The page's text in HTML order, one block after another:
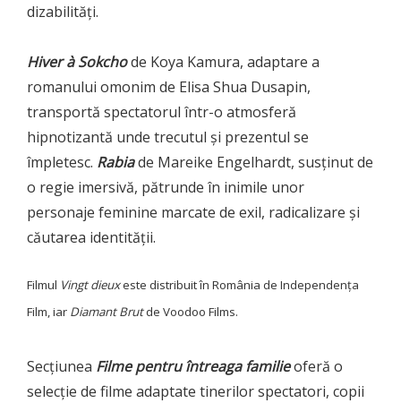
dizabilități.
Hiver à Sokchode Koya Kamura, adaptare a
romanului omonim de Elisa Shua Dusapin,
transportă spectatorul într-o atmosferă
hipnotizantă unde trecutul și prezentul se
împletesc. Rabiade Mareike Engelhardt, susținut de
o regie imersivă, pătrunde în inimile unor
personaje feminine marcate de exil, radicalizare și
căutarea identității.
Filmul Vingt dieuxeste distribuit în România de Independența
Film, iar Diamant Brutde Voodoo Films.
Secțiunea Filme pentru întreaga familieoferă o
selecție de filme adaptate tinerilor spectatori, copii